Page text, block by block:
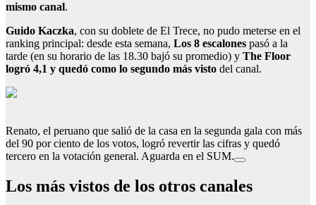
mismo canal.
Guido Kaczka, con su doblete de El Trece, no pudo meterse en el
ranking principal: desde esta semana, Los 8 escalones pasó a la
tarde (en su horario de las 18.30 bajó su promedio) y The Floor
logró 4,1 y quedó como lo segundo más visto del canal.
Renato, el peruano que salió de la casa en la segunda gala con más
del 90 por ciento de los votos, logró revertir las cifras y quedó
tercero en la votación general. Aguarda en el SUM.
Los más vistos de los otros canales